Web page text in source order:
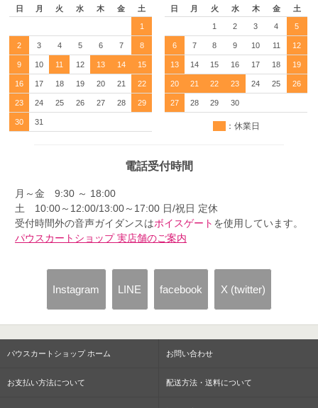
日
月 火 水 木 金 土
1
2 3 4 5 6 7 8
9 10 11 12 13 14 15
16 17 18 19 20 21 22
23 24 25 26 27 28 29
30 31
日
月 火 水 木 金 土
1 2 3 4 5
6 7 8 9 10 11 12
13 14 15 16 17 18 19
20 21 22 23 24 25 26
27 28 29 30
：休業日
電話受付時間
月～金 9:30 ～ 18:00
土 10:00～12:00/13:00～17:00 日/祝日 定休
受付時間外の音声ガイダンスはボイスゲート を使用しています。
パウスカートショップ 実店舗のご案内
Instagram LINE facebook X (twitter)
パウスカートショップ ホーム お問い合わせ
お支払い方法について 配送方法・送料について